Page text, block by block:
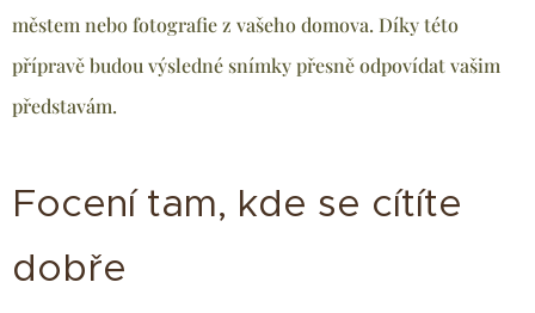
městem nebo fotografie z vašeho domova. Díky této
přípravě budou výsledné snímky přesně odpovídat vašim
představám.
Focení tam, kde se cítíte
dobře